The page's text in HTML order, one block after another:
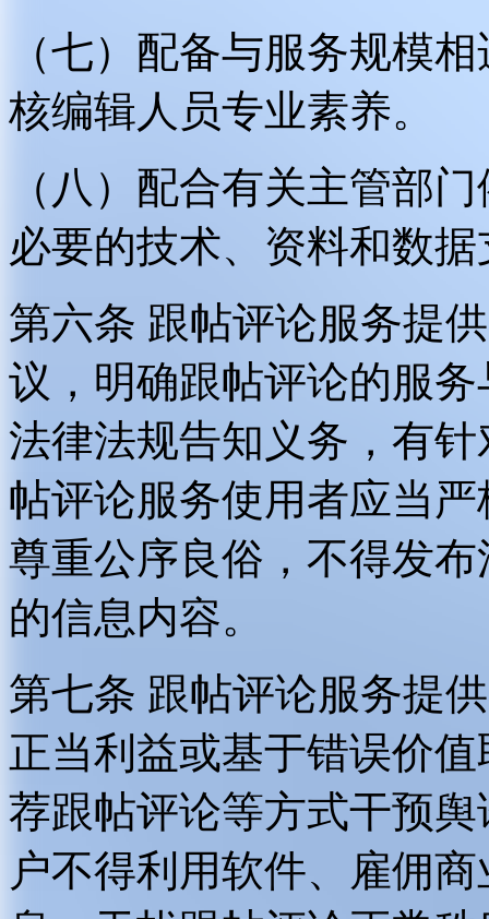
（七）配备与服务规模
核编辑人员专业素养。
（八）配合有关主管部
必要的技术、资料和数
第六条 跟帖评论服务提
议，明确跟帖评论的服
法律法规告知义务，有
帖评论服务使用者应当
尊重公序良俗，不得发
的信息内容。
第七条 跟帖评论服务提
正当利益或基于错误价
荐跟帖评论等方式干预
户不得利用软件、雇佣